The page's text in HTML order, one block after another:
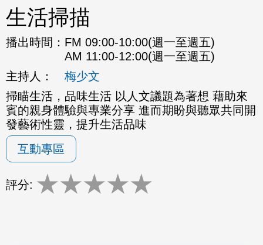
生活掃描
播出時間： FM 09:00-10:00(週一至週五)
AM 11:00-12:00(週一至週五)
主持人：
梅少文
掃瞄生活，品味生活 以人文議題為著想 藉助來
賓的親身體驗與專業分享 進而期盼與聽眾共同開
發藝術性靈，提升生活品味
互動專區
評分: ★★★★★